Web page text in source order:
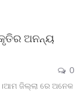
ଅନନ୍ୟ
0
ଜିଲ୍ଲା ରେ ଅନେକ